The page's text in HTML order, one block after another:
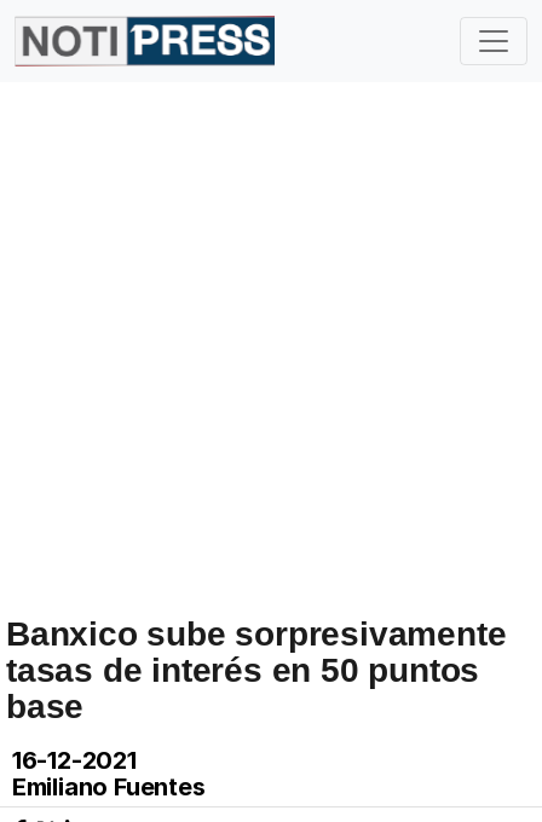
Banxico sube sorpresivamente
tasas de interés en 50 puntos
base
16-12-2021
Emiliano Fuentes